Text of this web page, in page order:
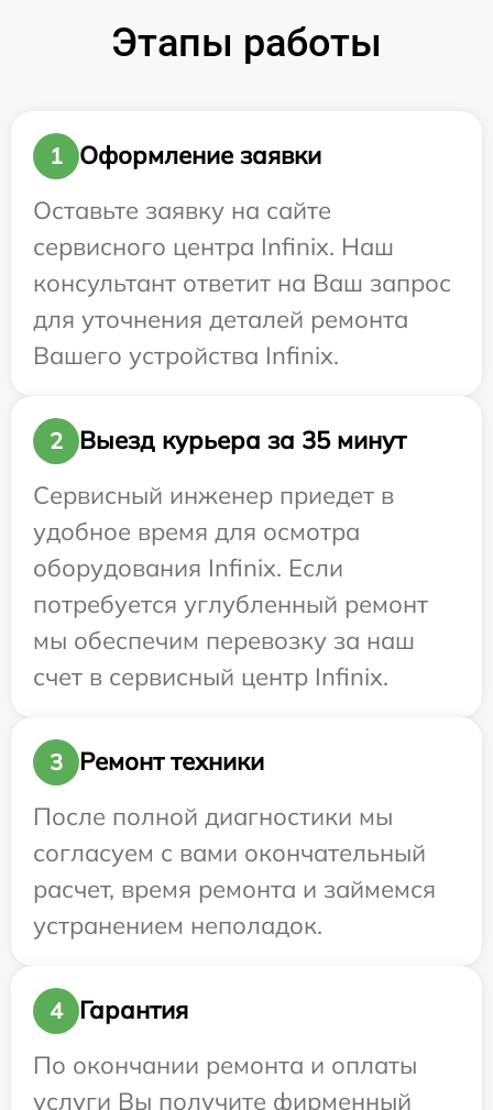
Этапы работы
1
Оформление заявки
Оставьте заявку на сайте
сервисного центра Infinix. Наш
консультант ответит на Ваш запрос
для уточнения деталей ремонта
Вашего устройства Infinix.
2
Выезд курьера за 35 минут
Сервисный инженер приедет в
удобное время для осмотра
оборудования Infinix. Если
потребуется углубленный ремонт
мы обеспечим перевозку за наш
счет в сервисный центр Infinix.
3
Ремонт техники
После полной диагностики мы
согласуем с вами окончательный
расчет, время ремонта и займемся
устранением неполадок.
4
Гарантия
По окончании ремонта и оплаты
услуги Вы получите фирменный